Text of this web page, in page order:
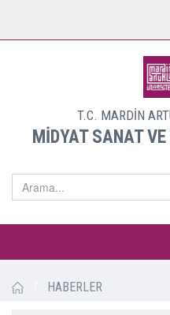
T.C. MARDİN
MİDYAT SANAT
HABERLER